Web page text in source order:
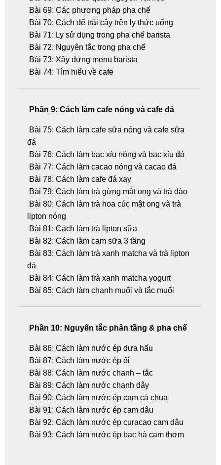
Bài 69: Các phương pháp pha chế
Bài 70: Cách để trái cây trên ly thức uống
Bài 71: Ly sử dụng trong pha chế barista
Bài 72: Nguyên tắc trong pha chế
Bài 73: Xây dựng menu barista
Bài 74: Tìm hiểu về cafe
Phần 9: Cách làm cafe nóng và cafe đá
Bài 75: Cách làm cafe sữa nóng và cafe sữa
đá
Bài 76: Cách làm bạc xỉu nóng và bạc xỉu đá
Bài 77: Cách làm cacao nóng và cacao đá
Bài 78: Cách làm cafe đá xay
Bài 79: Cách làm trà gừng mật ong và trà đào
Bài 80: Cách làm trà hoa cúc mật ong và trà
lipton nóng
Bài 81: Cách làm trà lipton sữa
Bài 82: Cách làm cam sữa 3 tầng
Bài 83: Cách làm trà xanh matcha và trà lipton
đá
Bài 84: Cách làm trà xanh matcha yogurt
Bài 85: Cách làm chanh muối và tắc muối
Phần 10: Nguyên tắc phân tầng & pha chế
Bài 86: Cách làm nước ép dưa hấu
Bài 87: Cách làm nước ép ổi
Bài 88: Cách làm nước chanh – tắc
Bài 89: Cách làm nước chanh dây
Bài 90: Cách làm nước ép cam cà chua
Bài 91: Cách làm nước ép cam dâu
Bài 92: Cách làm nước ép curacao cam dâu
Bài 93: Cách làm nước ép bạc hà cam thơm